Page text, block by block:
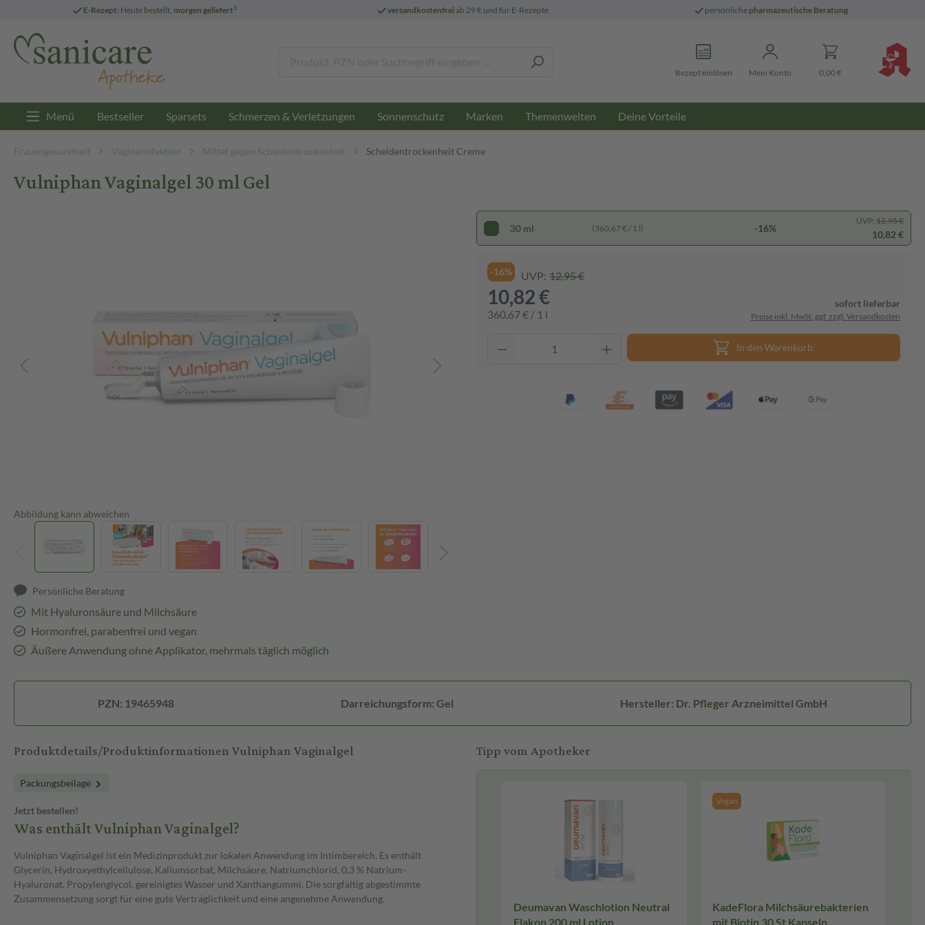
E-Rezept: Heute bestellt, morgen geliefert3 versandkostenfreiab 29 € und für E-Rezepte persönliche pharmazeutische Beratung
Rezept einlösen Mein Konto 0,00 €
Menü Bestseller Sparsets Schmerzen & Verletzungen Sonnenschutz Marken Themenwelten Deine Vorteile
Frauengesundheit Vaginalinfektion Mittel gegen Scheidentrockenheit Scheidentrockenheit Creme
Vulniphan Vaginalgel 30 ml Gel
Abbildung kann abweichen
Persönliche Beratung
Mit Hyaluronsäure und Milchsäure
Hormonfrei, parabenfrei und vegan
Äußere Anwendung ohne Applikator, mehrmals täglich möglich
30 ml (360,67 € / 1 l) -16%
UVP: 12,95 €
10,82 €
-16% UVP: 12,95 €
10,82 €
360,67 € / 1 l
sofort lieferbar
Preise inkl. MwSt. ggf. zzgl. Versandkosten
In den Warenkorb
PZN: 19465948 Darreichungsform: Gel Hersteller: Dr. Pfleger Arzneimittel GmbH
Produktdetails/Produktinformationen Vulniphan Vaginalgel
Packungsbeilage
Jetzt bestellen!
Was enthält Vulniphan Vaginalgel?
Vulniphan Vaginalgel ist ein Medizinprodukt zur lokalen Anwendung im Intimbereich. Es enthält
Glycerin, Hydroxyethylcellulose, Kaliumsorbat, Milchsäure, Natriumchlorid, 0,3 % Natrium-
Hyaluronat, Propylenglycol, gereinigtes Wasser und Xanthangummi. Die sorgfältig abgestimmte
Zusammensetzung sorgt für eine gute Verträglichkeit und eine angenehme Anwendung.
Tipp vom Apotheker
Deumavan Waschlotion Neutral
Flakon 200 ml Lotion
Vegan
KadeFlora Milchsäurebakterien
mit Biotin 30 St Kapseln